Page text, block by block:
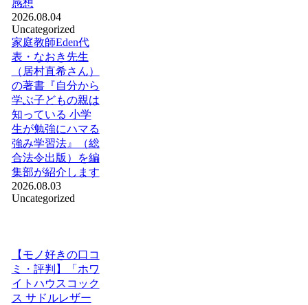
感想
2026.08.04
Uncategorized
家庭教師Eden代
表・なおき先生
（居村直希さん）
の著書『自分から
学ぶ子どもの親は
知っている 小学
生が勉強にハマる
強み学習法』（総
合法令出版）を編
集部が紹介します
2026.08.03
Uncategorized
【モノ好きの口コ
ミ・評判】「ホワ
イトハウスコック
ス サドルレザー